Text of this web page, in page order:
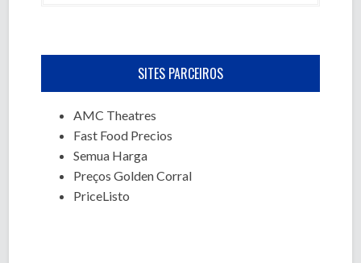
SITES PARCEIROS
AMC Theatres
Fast Food Precios
Semua Harga
Preços Golden Corral
PriceListo